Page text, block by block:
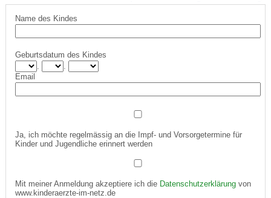
Name des Kindes
Geburtsdatum des Kindes
Email
Ja, ich möchte regelmässig an die Impf- und Vorsorgetermine für
Kinder und Jugendliche erinnert werden
Mit meiner Anmeldung akzeptiere ich die Datenschutzerklärungvon
www.kinderaerzte-im-netz.de